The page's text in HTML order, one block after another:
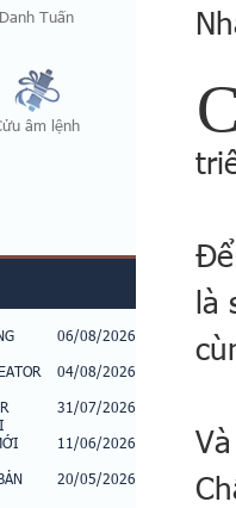
Danh Tuấn
âm lệnh
06/08/2026
04/08/2026
31/07/2026
11/06/2026
20/05/2026
là